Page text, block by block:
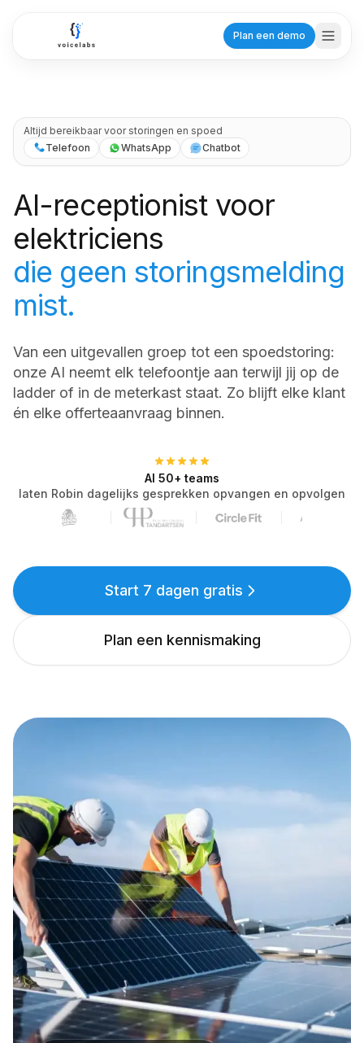
Plan een demo
Branches
Zorg
Tandartsen
Planning voor praktijken
Huisartsen
Efficiënte patiëntenzorg
Dienstverlening
Advocaten
Juridisch advies
Bezichtigingen plannen
Loodgieters
Service op locatie
Klusbedrijven
Onderhoud & beheer
MKB
Voor elk bedrijf
Bel met Robin
(+31) 23 207 70 96
Altijd bereikbaar voor storingen en spoed
Telefoon
WhatsApp Chatbot
AI-receptionist voor
elektriciens
die geen storingsmelding
mist.
Van een uitgevallen groep tot een spoedstoring:
onze AI neemt elk telefoontje aan terwijl jij op de
ladder of in de meterkast staat. Zo blijft elke klant
én elke offerteaanvraag binnen.
Klantlogos:Fraai Tandartsen, Franky's
Al 50+ teams
laten Robin dagelijks gesprekken opvangen en opvolgen
Start 7 dagen gratis
Plan een kennismaking